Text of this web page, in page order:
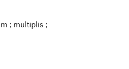
; multiplis ;